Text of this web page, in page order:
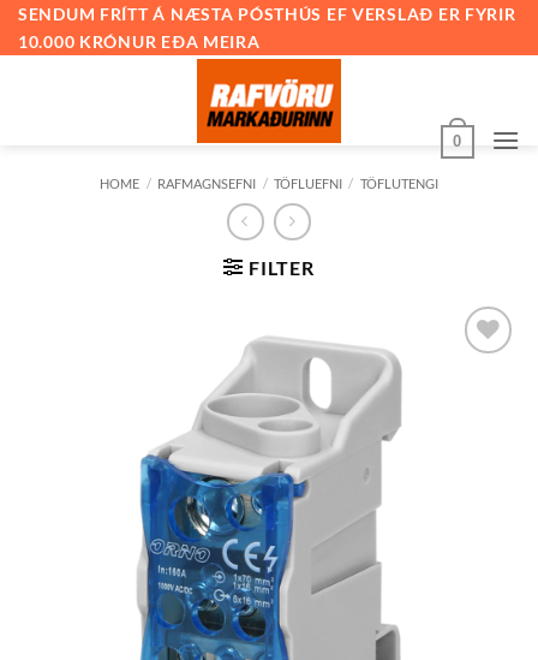
SkipSENDUM FRÍTT Á NÆSTA PÓSTHÚS EF VERSLAÐ ER FYRIR
10.000 KRÓNUR EÐA MEIRA
0
HOME / RAFMAGNSEFNI / TÖFLUEFNI / TÖFLUTENGI
FILTER